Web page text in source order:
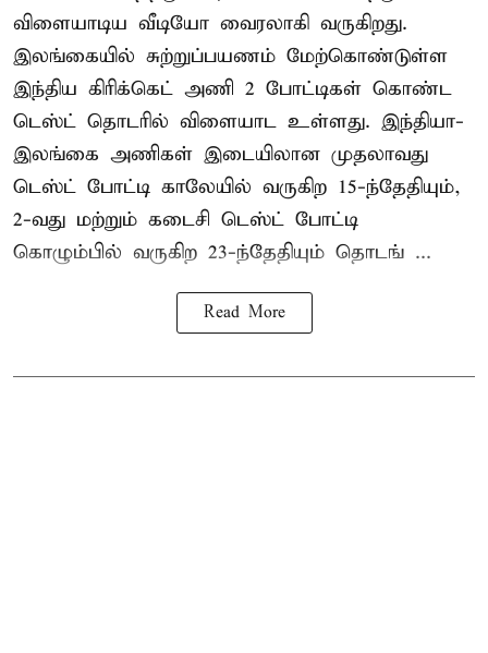
விளையாடிய வீடியோ வைரலாகி வருகிறது.
இலங்கையில் சுற்றுப்பயணம் மேற்கொண்டுள்ள
இந்திய கிரிக்கெட் அணி 2 போட்டிகள் கொண்ட
டெஸ்ட் தொடரில் விளையாட உள்ளது. இந்தியா-
இலங்கை அணிகள் இடையிலான முதலாவது
டெஸ்ட் போட்டி காலேயில் வருகிற 15-ந்தேதியும்,
2-வது மற்றும் கடைசி டெஸ்ட் போட்டி
கொழும்பில் வருகிற 23-ந்தேதியும் தொடங் ...
Read More